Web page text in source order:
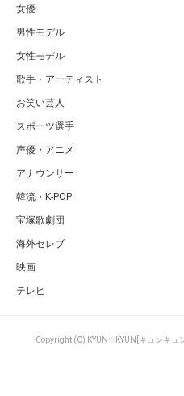
女優
男性モデル
女性モデル
歌手・アーティスト
お笑い芸人
スポーツ選手
声優・アニメ
アナウンサー
韓流・K-POP
宝塚歌劇団
海外セレブ
映画
テレビ
Copyright (C) KYUN♡KYUN[キュンキュ